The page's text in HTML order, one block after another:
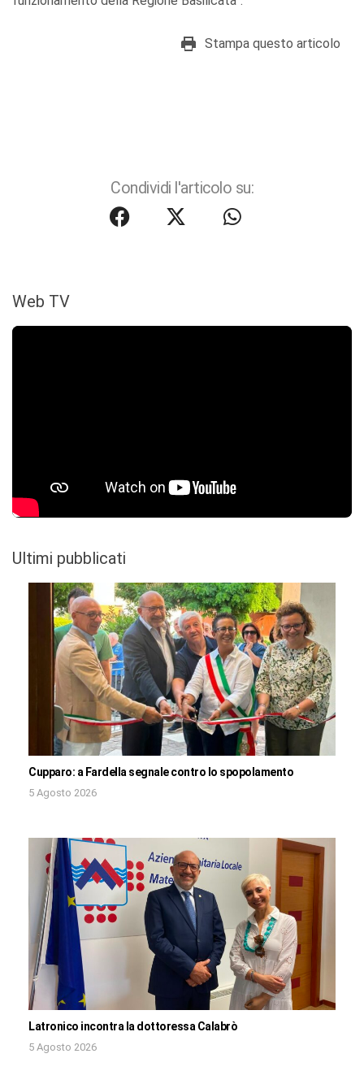
Stampa questo articolo
Condividi l'articolo su:
Web TV
Ultimi pubblicati
Cupparo: a Fardella segnale contro lo spopolamento
5 Agosto 2026
Latronico incontra la dottoressa Calabrò
5 Agosto 2026